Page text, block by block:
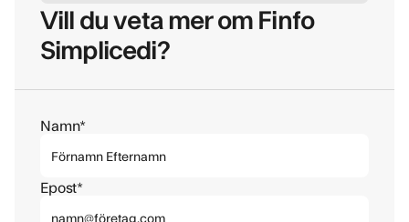
Vill du veta mer om Finfo
Simplicedi?
Namn*
Epost*